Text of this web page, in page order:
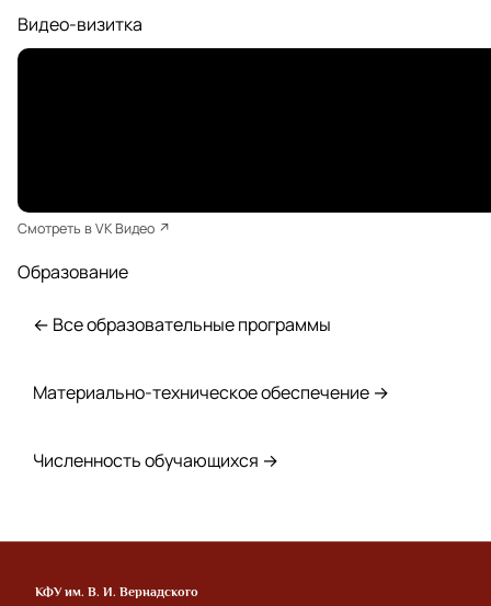
Видео-визитка
Смотреть в VK Видео ↗
Образование
← Все образовательные программы
Материально-техническое обеспечение →
Численность обучающихся →
КФУ им. В. И. Вернадского